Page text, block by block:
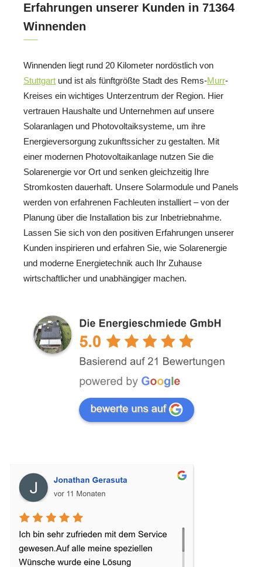
Erfahrungen unserer Kunden in 71364
Winnenden
Winnenden liegt rund 20 Kilometer nordöstlich von
Stuttgart und ist als fünftgrößte Stadt des Rems-Murr-
Kreises ein wichtiges Unterzentrum der Region. Hier
vertrauen Haushalte und Unternehmen auf unsere
Solaranlagen und Photovoltaiksysteme, um ihre
Energieversorgung zukunftssicher zu gestalten. Mit
einer modernen Photovoltaikanlage nutzen Sie die
Solarenergie vor Ort und senken gleichzeitig Ihre
Stromkosten dauerhaft. Unsere Solarmodule und Panels
werden von erfahrenen Fachleuten installiert – von der
Planung über die Installation bis zur Inbetriebnahme.
Lassen Sie sich von den positiven Erfahrungen unserer
Kunden inspirieren und erfahren Sie, wie Solarenergie
und moderne Energietechnik auch Ihr Zuhause
wirtschaftlicher und unabhängiger machen.